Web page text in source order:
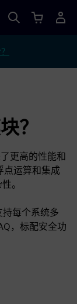
？
更高的性能和
点运算和集成
。
持每个系统多
，标配安全功